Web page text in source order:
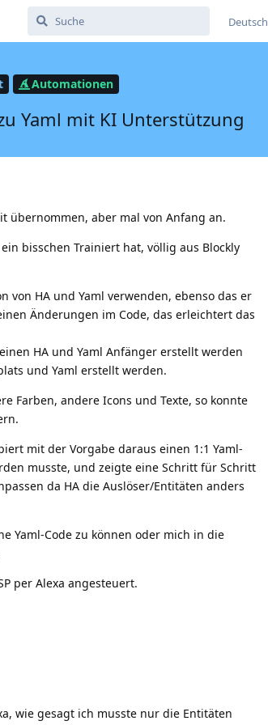
Deutsch
Automationen
Yaml mit KI Unterstützung
übernommen, aber mal von Anfang an.
bisschen Trainiert hat, völlig aus Blockly
von HA und Yaml verwenden, ebenso das er
Änderungen im Code, das erleichtert das
HA und Yaml Anfänger erstellt werden
und Yaml erstellt werden.
Farben, andere Icons und Texte, so konnte
mit der Vorgabe daraus einen 1:1 Yaml-
musste, und zeigte eine Schritt für Schritt
da HA die Auslöser/Entitäten anders
Yaml-Code zu können oder mich in die
per Alexa angesteuert.
wie gesagt ich musste nur die Entitäten